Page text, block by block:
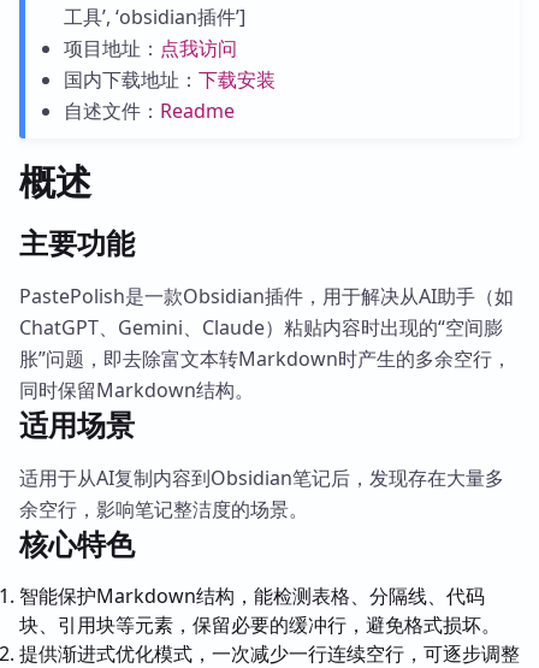
工具’, ‘obsidian插件’]
项目地址： 点我访问
国内下载地址： 下载安装
自述文件： Readme
概述
主要功能
PastePolish是一款Obsidian插件，用于解决从AI助手（如
ChatGPT、Gemini、Claude）粘贴内容时出现的“空间膨
胀”问题，即去除富文本转Markdown时产生的多余空行，
同时保留Markdown结构。
适用场景
适用于从AI复制内容到Obsidian笔记后，发现存在大量多
余空行，影响笔记整洁度的场景。
核心特色
智能保护Markdown结构，能检测表格、分隔线、代码
块、引用块等元素，保留必要的缓冲行，避免格式损坏。
提供渐进式优化模式，一次减少一行连续空行，可逐步调整